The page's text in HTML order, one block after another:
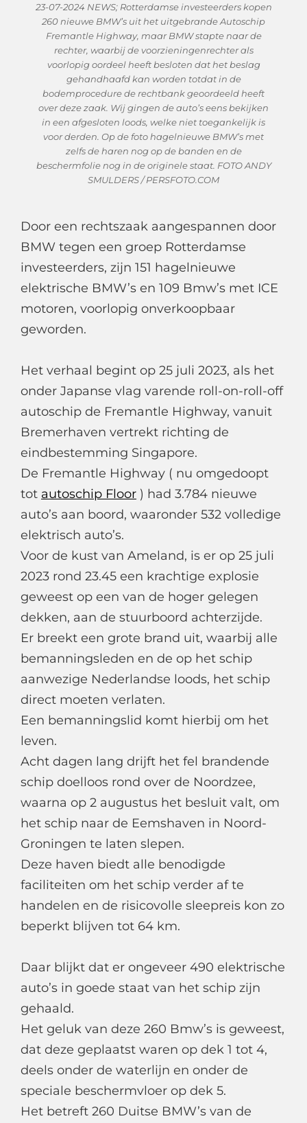
23-07-2024 NEWS; Rotterdamse investeerders kopen
260 nieuwe BMW’s uit het uitgebrande Autoschip
Fremantle Highway, maar BMW stapte naar de
rechter, waarbij de voorzieningenrechter als
voorlopig oordeel heeft besloten dat het beslag
gehandhaafd kan worden totdat in de
bodemprocedure de rechtbank geoordeeld heeft
over deze zaak. Wij gingen de auto’s eens bekijken
in een afgesloten loods, welke niet toegankelijk is
voor derden. Op de foto hagelnieuwe BMW’s met
zelfs de haren nog op de banden en de
beschermfolie nog in de originele staat. FOTO ANDY
SMULDERS / PERSFOTO.COM
Door een rechtszaak aangespannen door
BMW tegen een groep Rotterdamse
investeerders, zijn 151 hagelnieuwe
elektrische BMW’s en 109 Bmw’s met ICE
motoren, voorlopig onverkoopbaar
geworden.
Het verhaal begint op 25 juli 2023, als het
onder Japanse vlag varende roll-on-roll-off
autoschip de Fremantle Highway, vanuit
Bremerhaven vertrekt richting de
eindbestemming Singapore.
De Fremantle Highway ( nu omgedoopt
tot autoschip Floor ) had 3.784 nieuwe
auto’s aan boord, waaronder 532 volledige
elektrisch auto’s.
Voor de kust van Ameland, is er op 25 juli
2023 rond 23.45 een krachtige explosie
geweest op een van de hoger gelegen
dekken, aan de stuurboord achterzijde.
Er breekt een grote brand uit, waarbij alle
bemanningsleden en de op het schip
aanwezige Nederlandse loods, het schip
direct moeten verlaten.
Een bemanningslid komt hierbij om het
leven.
Acht dagen lang drijft het fel brandende
schip doelloos rond over de Noordzee,
waarna op 2 augustus het besluit valt, om
het schip naar de Eemshaven in Noord-
Groningen te laten slepen.
Deze haven biedt alle benodigde
faciliteiten om het schip verder af te
handelen en de risicovolle sleepreis kon zo
beperkt blijven tot 64 km.
Daar blijkt dat er ongeveer 490 elektrische
auto’s in goede staat van het schip zijn
gehaald.
Het geluk van deze 260 Bmw’s is geweest,
dat deze geplaatst waren op dek 1 tot 4,
deels onder de waterlijn en onder de
speciale beschermvloer op dek 5.
Het betreft 260 Duitse BMW’s van de